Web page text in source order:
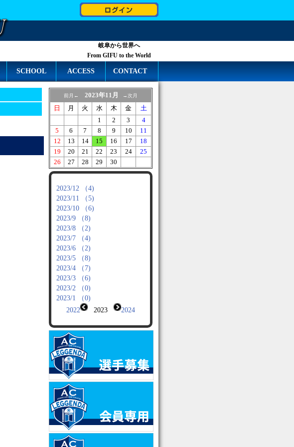
岐阜から世界へ
From GIFU to the World
SCHOOL ACCESS CONTACT
前月← 2023年11月 →次月
日 月 火 水 木 金
土
1
2 3
4
5
6 7 8 9 10
11
12
13 14 15 16 17
18
19
20 21 22 23 24
25
26
27 28 29 30
2023/12 （4)
2023/11 （5)
2023/10 （6)
2023/9 （8)
2023/8 （2)
2023/7 （4)
2023/6 （2)
2023/5 （8)
2023/4 （7)
2023/3 （6)
2023/2 （0)
2023/1 （0)
2022
2023 2024